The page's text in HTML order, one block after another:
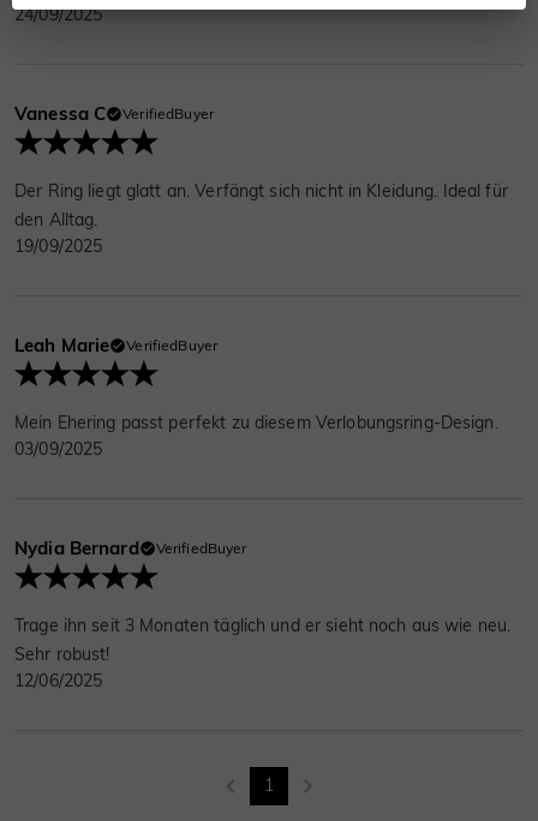
24/09/2025
Vanessa C VerifiedBuyer
Der Ring liegt glatt an. Verfängt sich nicht in Kleidung. Ideal für
den Alltag.
19/09/2025
Leah Marie VerifiedBuyer
Mein Ehering passt perfekt zu diesem Verlobungsring-Design.
03/09/2025
Nydia Bernard VerifiedBuyer
Trage ihn seit 3 Monaten täglich und er sieht noch aus wie neu.
Sehr robust!
12/06/2025
1